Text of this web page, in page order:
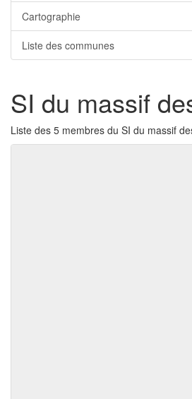
Cartographie
Liste des communes
SI du massif
Liste des 5 membres du SI du massif